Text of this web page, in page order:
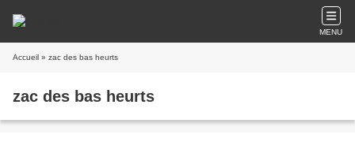
MENU
Accueil » zac des bas heurts
zac des bas heurts